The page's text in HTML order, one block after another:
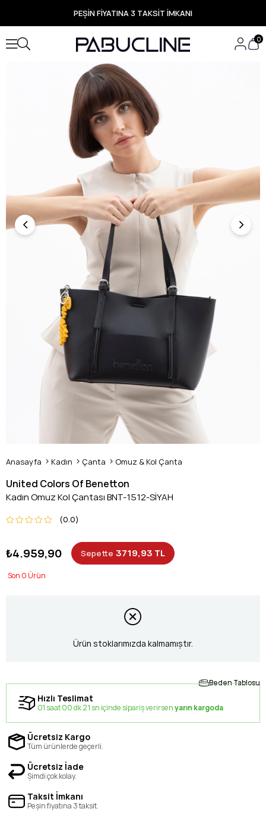
PEŞİN FİYATINA 3 TAKSİT İMKANI
TÜM ÜRÜNLERDE ÜCRETSİZ KARGO
Yeni Sezon Ürünlerde Özel Fırsatlar
Seçili Ürünlerde Hızlı Teslimat
0
Anasayfa Kadın Çanta Omuz & Kol Çanta
United Colors Of Benetton
Kadın Omuz Kol Çantası BNT-1512-SİYAH
0.0
₺4.959,90 Sepette 3719,93 TL
0
Ürün stoklarımızda kalmamıştır.
Beden Tablosu
Hızlı Teslimat
01 saat 00 dk 21 sn içinde sipariş verirsenyarın kargoda
Ücretsiz Kargo
Tüm ürünlerde geçerli.
Ücretsiz İade
Şimdi çok kolay.
Taksit İmkanı
Peşin fiyatına 3 taksit.